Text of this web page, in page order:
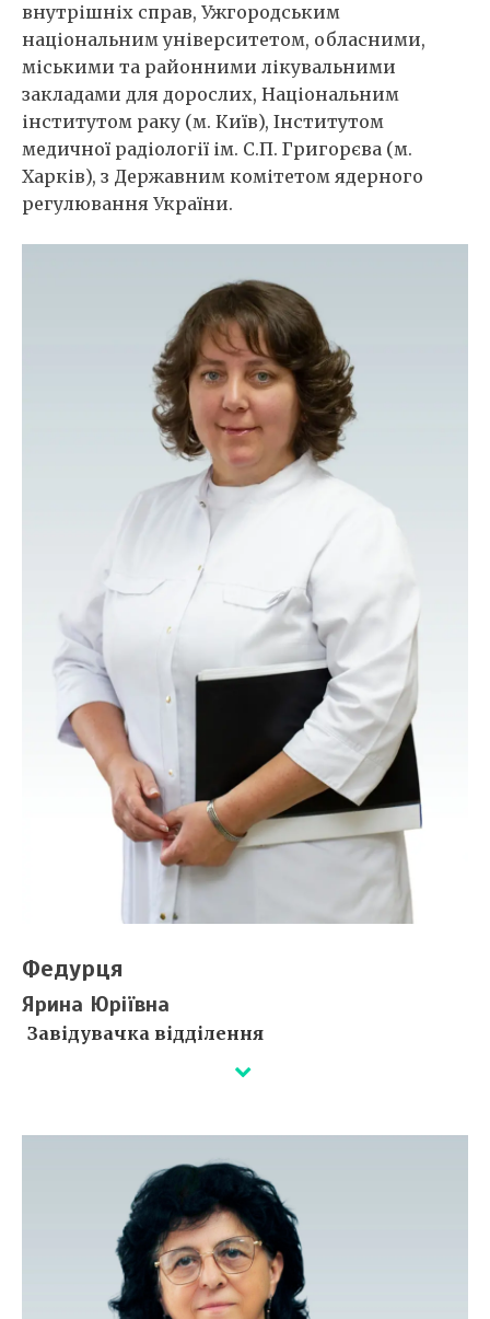
внутрішніх справ, Ужгородським
національним університетом, обласними,
міськими та районними лікувальними
закладами для дорослих, Національним
інститутом раку (м. Київ), Інститутом
медичної радіології ім. С.П. Григорєва (м.
Харків), з Державним комітетом ядерного
регулювання України.
Федурця
Ярина Юріївна
Завідувачка відділення
Членкиня УТРО (Українського товариства радіаційних
Стаж роботи за фахом – 18 років.
Сертифікати ⇒